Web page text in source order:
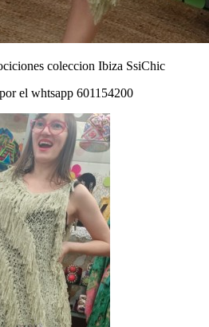
coleccion Ibiza SsiChic
el whtsapp 601154200